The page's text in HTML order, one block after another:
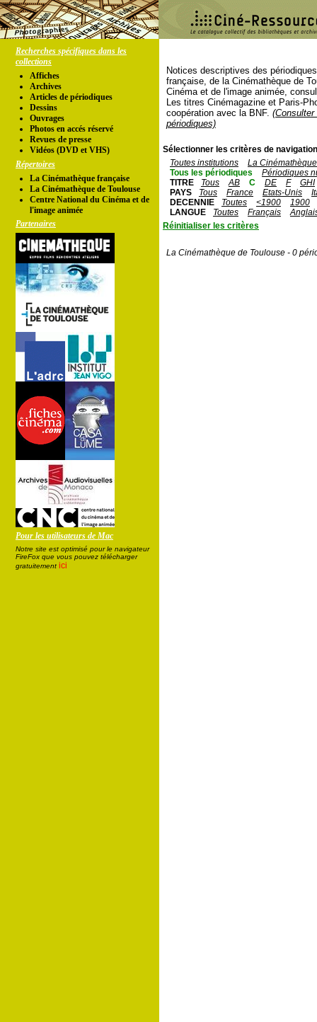
Recherches spécifiques dans les
collections
Affiches
Archives
Articles de périodiques
Dessins
Ouvrages
Photos en accés réservé
Revues de presse
Vidéos (DVD et VHS)
Répertoires
La Cinémathèque française
La Cinémathèque de Toulouse
Centre National du Cinéma et de
l'image animée
Partenaires
Pour les utilisateurs de Mac
Notre site est optimisé pour le navigateur
FireFox que vous pouvez télécharger
gratuitement ici
Notices descriptives des
française, de la Cinémathèque de
Cinéma et de l'image animée,
Les titres Cinémagazine et Paris-
coopération avec la BNF.
périodiques)
Sélectionner les critères de
Toutes institutions
La
Tous les périodiques
Périodiques
TITRE
Tous AB C DE F
GHI
PAYS
Tous France Etats-Unis
DECENNIE
Toutes <1900
1900
LANGUE
Toutes Français
Réinitialiser les critères
La Cinémathèque de Toulouse - 0